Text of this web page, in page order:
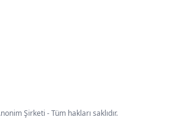
Şirketi - Tüm hakları saklıdır.